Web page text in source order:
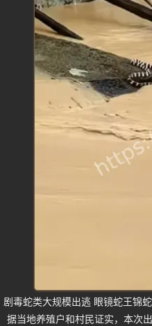
剧毒蛇类大规模出逃 眼镜蛇王锦
据当地养殖户和村民证实，本次